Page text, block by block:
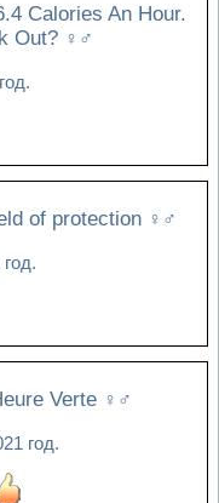
Calories An Hour.
Out? ♀♂
of protection ♀♂
Verte ♀♂
год.